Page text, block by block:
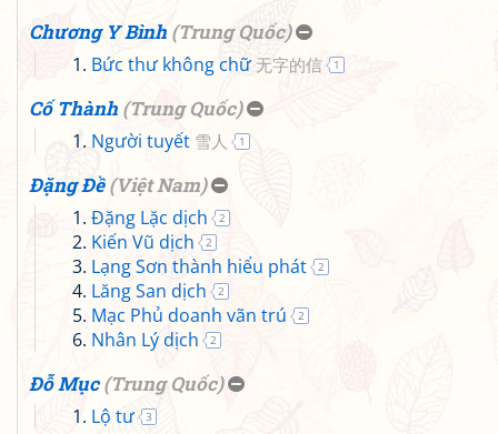
Chương Y Bình (Trung Quốc)
Bức thư không chữ 无字的信 1
Cố Thành (Trung Quốc)
Người tuyết 雪人 1
Đặng Đề (Việt Nam)
Đặng Lặc dịch 2
Kiến Vũ dịch 2
Lạng Sơn thành hiểu phát 2
Lăng San dịch 2
Mạc Phủ doanh vãn trú 2
Nhân Lý dịch 2
Đỗ Mục (Trung Quốc)
Lộ tư 3